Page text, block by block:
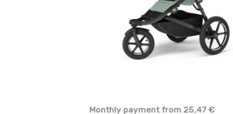
Monthly payment from 25,47€
varianti.
Valikuid
saab
tootelehel.